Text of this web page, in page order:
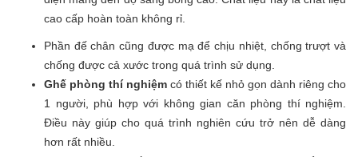
cao cấp hoàn toàn không rỉ.
Phần đế chân cũng được mạ để chịu nhiệt, chống trượt và
chống được cả xước trong quá trình sử dụng.
Ghế phòng thí nghiệm có thiết kế nhỏ gọn dành riêng cho
1 người, phù hợp với không gian căn phòng thí nghiệm.
Điều này giúp cho quá trình nghiên cứu trở nên dễ dàng
hơn rất nhiều.